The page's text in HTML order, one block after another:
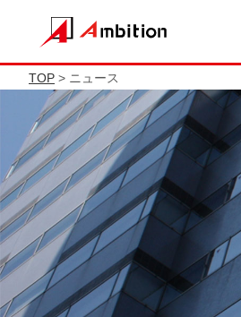
TOP > ニュース